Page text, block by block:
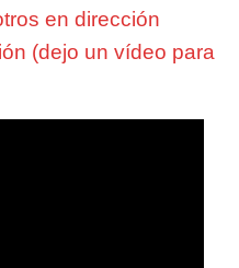
en dirección
(dejo un vídeo para